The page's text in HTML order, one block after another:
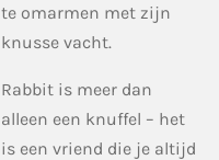
te omarmen met zijn
knusse vacht.
Rabbit is meer dan
alleen een knuffel – het
is een vriend die je altijd